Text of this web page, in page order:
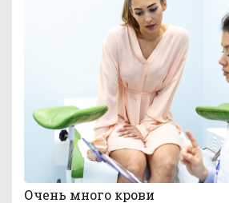
Очень много крови